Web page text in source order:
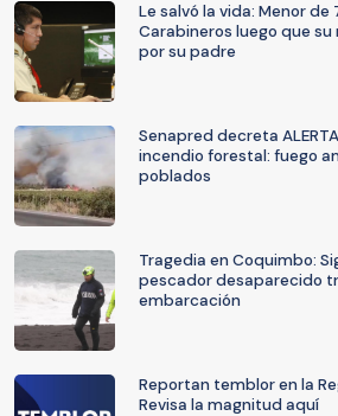
Le salvó la vida: Menor de
Carabineros luego que
por su padre
Senapred decreta
incendio forestal: fuego
poblados
Tragedia en Coquimbo:
pescador desaparecido
embarcación
Reportan temblor en la
Revisa la magnitud aquí